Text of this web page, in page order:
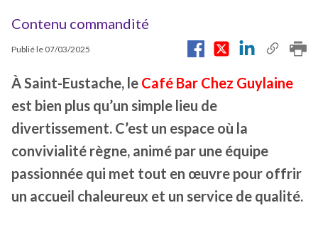
Contenu commandité
Publié le 07/03/2025
À Saint-Eustache, le Café Bar Chez Guylaine
est bien plus qu’un simple lieu de
divertissement. C’est un espace où la
convivialité règne, animé par une équipe
passionnée qui met tout en œuvre pour offrir
un accueil chaleureux et un service de qualité.